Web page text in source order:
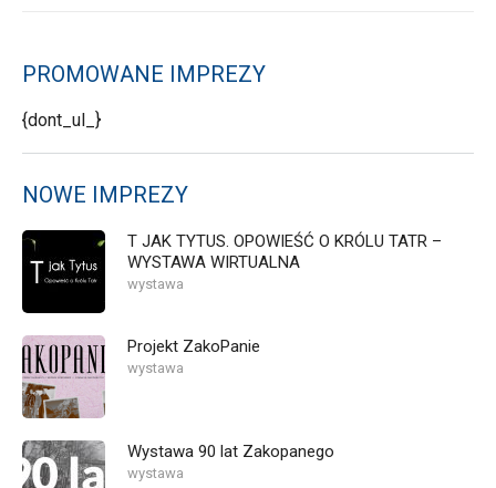
PROMOWANE IMPREZY
{dont_ul_}
NOWE IMPREZY
T JAK TYTUS. OPOWIEŚĆ O KRÓLU TATR –
WYSTAWA WIRTUALNA
wystawa
Projekt ZakoPanie
wystawa
Wystawa 90 lat Zakopanego
wystawa